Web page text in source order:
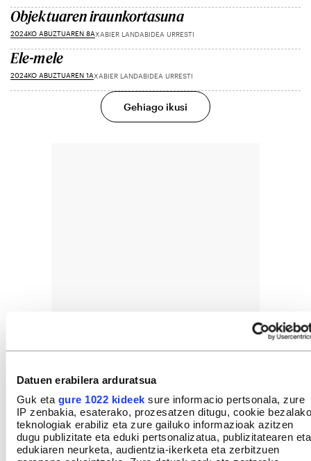
Datuen erabilera arduratsua
Guk eta gure 1022 kideek sure informacio pertsonala, zure
IP zenbakia, esaterako, prozesatzen ditugu, cookie bezalako
teknologiak erabiliz eta zure gailuko informazioak azitzen
dugu publizitate eta eduki pertsonalizatua, publizitatearen eta
edukiaren neurketa, audientzia-ikerketa eta zerbitzuen
Objektuaren iraunkortasuna
2024KO ABUZTUAREN 8AXABIER LANDABIDEA URRESTI
Ele-mele
2024KO ABUZTUAREN 1AXABIER LANDABIDEA URRESTI
Gehiago ikusi